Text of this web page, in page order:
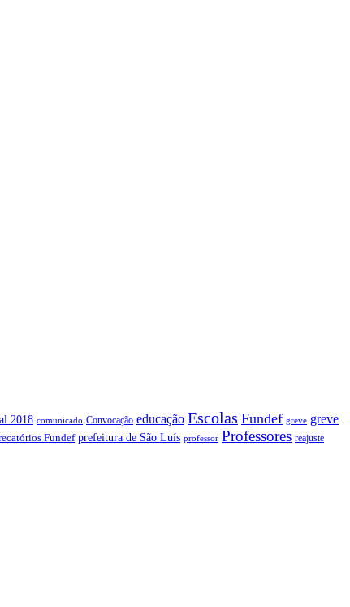
2018 comunicado Convocação educação Escolas Fundef greve greve
Fundef prefeitura de São Luís professor Professores reajuste